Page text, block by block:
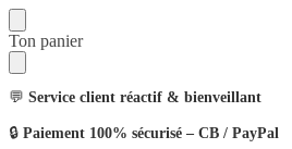
Ton panier
💬 Service client réactif & bienveillant
🔒 Paiement 100% sécurisé – CB / PayPal